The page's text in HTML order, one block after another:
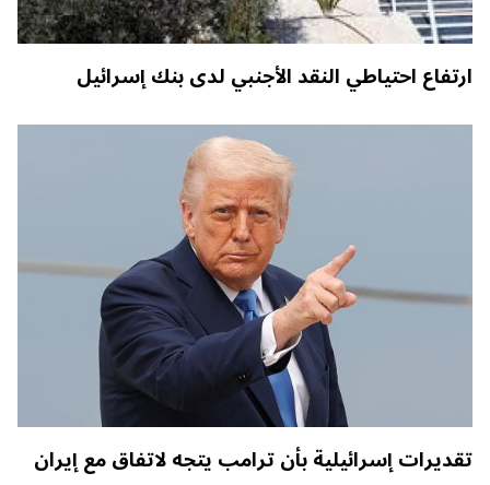
ارتفاع احتياطي النقد الأجنبي لدى بنك إسرائيل
تقديرات إسرائيلية بأن ترامب يتجه لاتفاق مع إيران